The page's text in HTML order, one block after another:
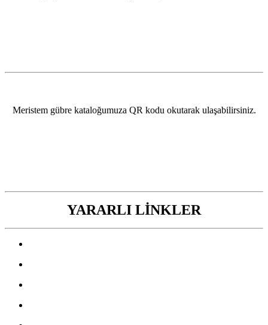
Meristem gübre kataloğumuza QR kodu okutarak ulaşabilirsiniz.
YARARLI LİNKLER